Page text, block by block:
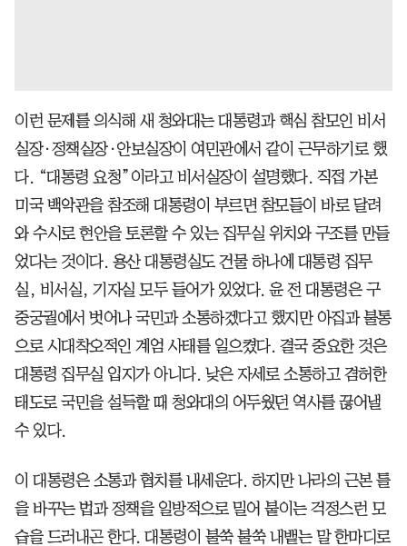
이런 문제를 의식해 새 청와대는 대통령과 핵심 참모인 비서
실장·정책실장·안보실장이 여민관에서 같이 근무하기로 했
다. “대통령 요청”이라고 비서실장이 설명했다. 직접 가본
미국 백악관을 참조해 대통령이 부르면 참모들이 바로 달려
와 수시로 현안을 토론할 수 있는 집무실 위치와 구조를 만들
었다는 것이다. 용산 대통령실도 건물 하나에 대통령 집무
실, 비서실, 기자실 모두 들어가 있었다. 윤 전 대통령은 구
중궁궐에서 벗어나 국민과 소통하겠다고 했지만 아집과 불통
으로 시대착오적인 계엄 사태를 일으켰다. 결국 중요한 것은
대통령 집무실 입지가 아니다. 낮은 자세로 소통하고 겸허한
태도로 국민을 설득할 때 청와대의 어두웠던 역사를 끊어낼
수 있다.
이 대통령은 소통과 협치를 내세운다. 하지만 나라의 근본 틀
을 바꾸는 법과 정책을 일방적으로 밀어 붙이는 걱정스런 모
습을 드러내곤 한다. 대통령이 불쑥 불쑥 내뱉는 말 한마디로